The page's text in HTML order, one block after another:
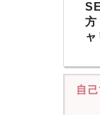
方